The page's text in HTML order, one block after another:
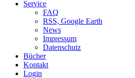
Service
FAQ
RSS, Google Earth
News
Impressum
Datenschutz
Bücher
Kontakt
Login